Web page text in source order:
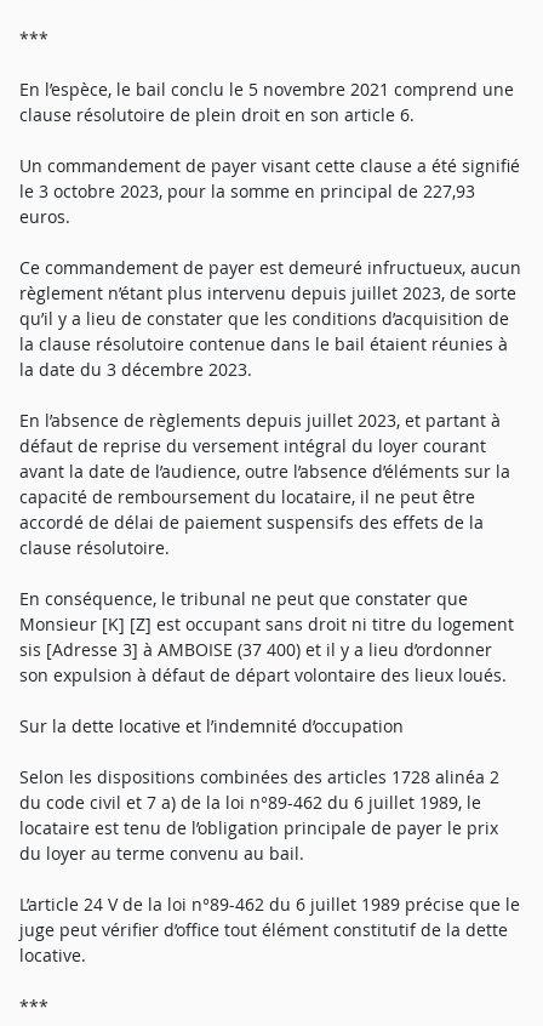
***
En l’espèce, le bail conclu le 5 novembre 2021 comprend une
clause résolutoire de plein droit en son article 6.
Un commandement de payer visant cette clause a été signifié
le 3 octobre 2023, pour la somme en principal de 227,93
euros.
Ce commandement de payer est demeuré infructueux, aucun
règlement n’étant plus intervenu depuis juillet 2023, de sorte
qu’il y a lieu de constater que les conditions d’acquisition de
la clause résolutoire contenue dans le bail étaient réunies à
la date du 3 décembre 2023.
En l’absence de règlements depuis juillet 2023, et partant à
défaut de reprise du versement intégral du loyer courant
avant la date de l’audience, outre l’absence d’éléments sur la
capacité de remboursement du locataire, il ne peut être
accordé de délai de paiement suspensifs des effets de la
clause résolutoire.
En conséquence, le tribunal ne peut que constater que
Monsieur [K] [Z] est occupant sans droit ni titre du logement
sis [Adresse 3] à AMBOISE (37 400) et il y a lieu d’ordonner
son expulsion à défaut de départ volontaire des lieux loués.
Sur la dette locative et l’indemnité d’occupation
Selon les dispositions combinées des articles 1728 alinéa 2
du code civil et 7 a) de la loi n°89-462 du 6 juillet 1989, le
locataire est tenu de l’obligation principale de payer le prix
du loyer au terme convenu au bail.
L’article 24 V de la loi n°89-462 du 6 juillet 1989 précise que le
juge peut vérifier d’office tout élément constitutif de la dette
locative.
***